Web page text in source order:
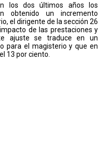
los dos últimos años los
obtenido un incremento
el dirigente de la sección 26
de las prestaciones y
ajuste se traduce en un
para el magisterio y que en
13 por ciento.